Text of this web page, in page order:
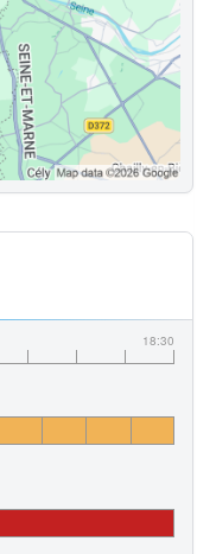
18:30